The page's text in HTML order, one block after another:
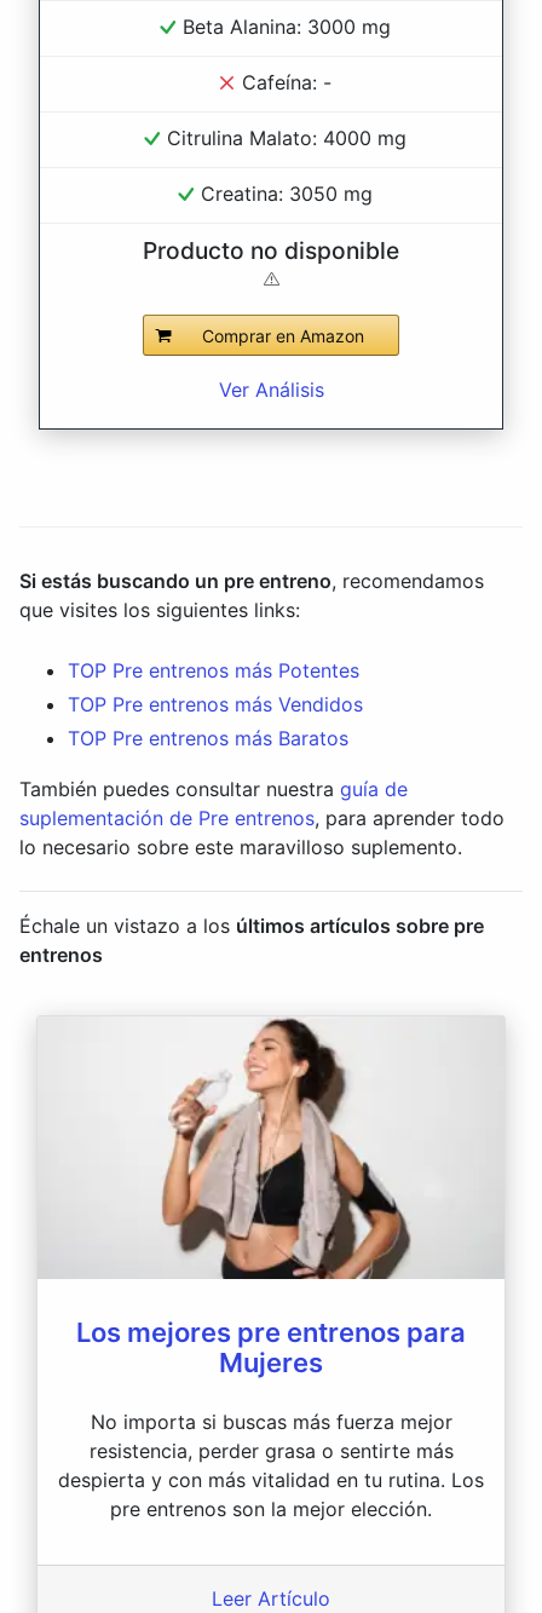
Beta Alanina: 3000 mg
Cafeína: -
Citrulina Malato: 4000 mg
Creatina: 3050 mg
Producto no disponible
Comprar en Amazon
Ver Análisis
Si estás buscando un pre entreno, recomendamos
que visites los siguientes links:
TOP Pre entrenos más Potentes
TOP Pre entrenos más Vendidos
TOP Pre entrenos más Baratos
También puedes consultar nuestra guía de
suplementación de Pre entrenos, para aprender todo
lo necesario sobre este maravilloso suplemento.
Échale un vistazo a los últimos artículos sobre pre
entrenos
Los mejores pre entrenos para
Mujeres
No importa si buscas más fuerza mejor
resistencia, perder grasa o sentirte más
despierta y con más vitalidad en tu rutina. Los
pre entrenos son la mejor elección.
Leer Artículo